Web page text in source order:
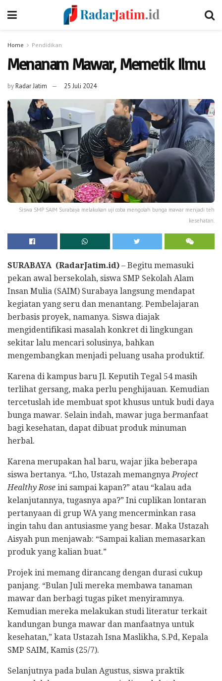
Home Pendidikan
Menanam Mawar, Memetik Ilmu
byRadar Jatim 25 Juli 2024
Siswa SMP SAIM Surabaya melakukan uji coba mengolah bunga mawar menjadi teh
kesehatan.
SURABAYA (RadarJatim.id) –Begitu memasuki
pekan awal bersekolah, siswa SMP Sekolah Alam
Insan Mulia (SAIM) Surabaya langsung mendapat
kegiatan yang seru dan menantang. Pembelajaran
berbasis proyek, namanya. Siswa diajak
mengidentifikasi masalah konkret di lingkungan
sekitar lalu mencari solusinya, bahkan
mengembangkan menjadi peluang usaha produktif.
Karena di kampus baru Jl. Keputih Tegal 54 masih
terlihat gersang, maka perlu penghijauan. Kemudian
tercetuslah ide membuat spot khusus untuk budi daya
bunga mawar. Selain indah, mawar juga bermanfaat
bagi kesehatan, dapat dibuat produk minuman
herbal.
Karena merupakan hal baru, wajar jika beberapa
siswa bertanya. “Lho, Ustazah memangnya Project
Healthy Rose ini sampai kapan?” atau “kalau ada
kelanjutannya, tugasnya apa?” Ini cuplikan lontaran
pertanyaan di grup WA yang mencerminkan rasa
ingin tahu dan antusiasme yang besar. Maka Ustazah
Aisyah pun menjawab: “Sampai kalian memasarkan
produk yang kalian buat.”
Projek ini memang dirancang dengan durasi cukup
panjang. “Bulan Juli mereka membawa tanaman
mawar dan berbagi tugas piket menyiramnya.
Kemudian mereka melakukan studi literatur terkait
kandungan bunga mawar dan manfaatnya untuk
kesehatan,” kata Ustazah Isna Maslikha, S.Pd, Kepala
SMP SAIM, Kamis (25/7).
Selanjutnya pada bulan Agustus, siswa praktik